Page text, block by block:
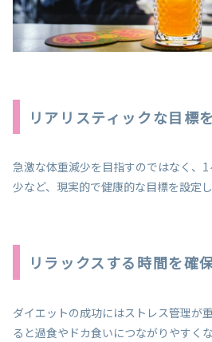
リアリスティックな目標
急激な体重減少を目指すのではなく、
少など、現実的で健康的な目標を設定し
リラックスする時間を確
ダイエットの成功にはストレス管理が
ると過食やドカ食いにつながりやすく